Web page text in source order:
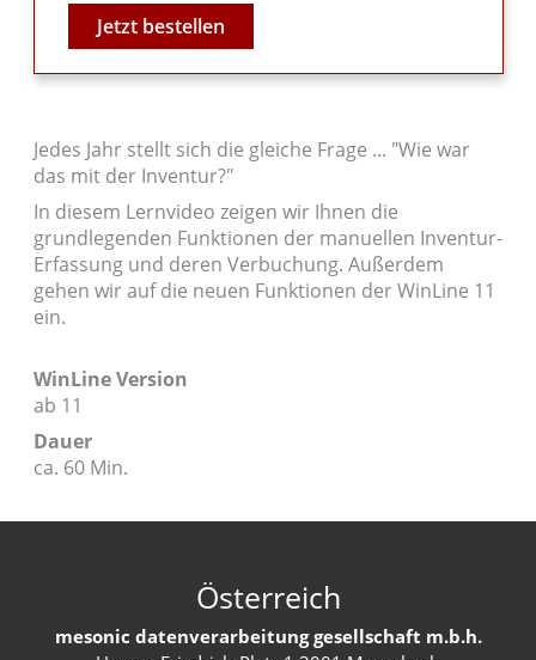
Video
Jetzt bestellen
Jedes Jahr stellt sich die gleiche Frage ... "Wie war
das mit der Inventur?"
In diesem Lernvideo zeigen wir Ihnen die
grundlegenden Funktionen der manuellen Inventur-
Erfassung und deren Verbuchung. Außerdem
gehen wir auf die neuen Funktionen der WinLine 11
ein.
WinLine Version
ab 11
Dauer
ca. 60 Min.
Österreich
mesonic datenverarbeitung gesellschaft m.b.h.